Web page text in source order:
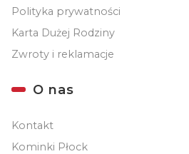
Polityka prywatności
Karta Dużej Rodziny
Zwroty i reklamacje
O nas
Kontakt
Kominki Płock